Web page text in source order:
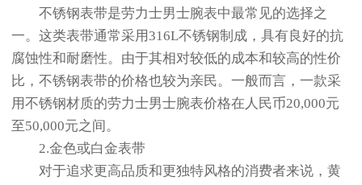
不锈钢表带是劳力士男士腕表中最常见的选择之
一。这类表带通常采用316L不锈钢制成，具有良好的抗
腐蚀性和耐磨性。由于其相对较低的成本和较高的性价
比，不锈钢表带的价格也较为亲民。一般而言，一款采
用不锈钢材质的劳力士男士腕表价格在人民币20,000元
至50,000元之间。
2.金色或白金表带
对于追求更高品质和更独特风格的消费者来说，黄